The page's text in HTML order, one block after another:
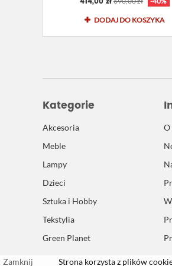
DODAJ DO KOSZYKA
Kategorie
Akcesoria
Meble
Lampy
Dzieci
Sztuka i Hobby
Tekstylia
Green Planet
O
Zamknij Strona korzysta z plików